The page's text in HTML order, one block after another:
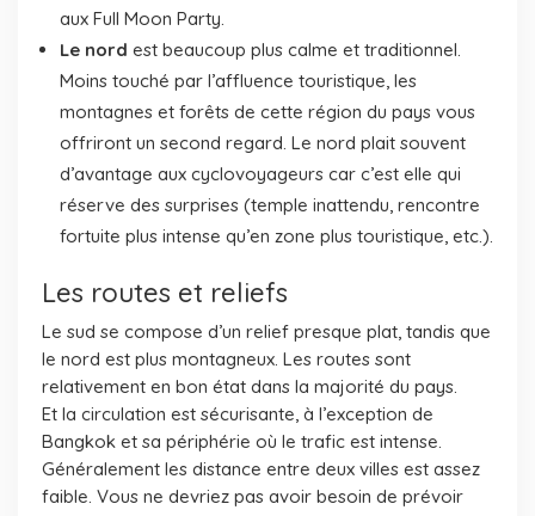
aux Full Moon Party.
Le nord est beaucoup plus calme et traditionnel.
Moins touché par l’affluence touristique, les
montagnes et forêts de cette région du pays vous
offriront un second regard. Le nord plait souvent
d’avantage aux cyclovoyageurs car c’est elle qui
réserve des surprises (temple inattendu, rencontre
fortuite plus intense qu’en zone plus touristique, etc.).
Les routes et reliefs
Le sud se compose d’un relief presque plat, tandis que
le nord est plus montagneux. Les routes sont
relativement en bon état dans la majorité du pays.
Et la circulation est sécurisante, à l’exception de
Bangkok et sa périphérie où le trafic est intense.
Généralement les distance entre deux villes est assez
faible. Vous ne devriez pas avoir besoin de prévoir